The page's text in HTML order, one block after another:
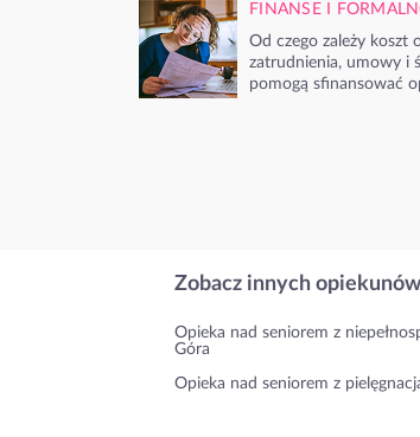
FINANSE I
Od czego zależy koszt
zatrudnienia, umowy i
pomogą sfinansować
Zobacz innych
Opieka nad seniorem z
Góra
Opieka nad seniorem z